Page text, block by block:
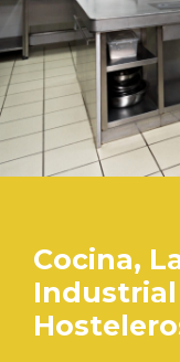
Cocina,